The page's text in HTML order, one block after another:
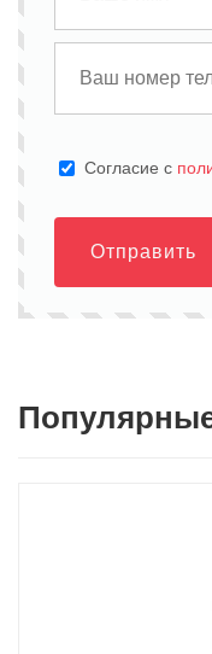
Cогласие с
Отправить